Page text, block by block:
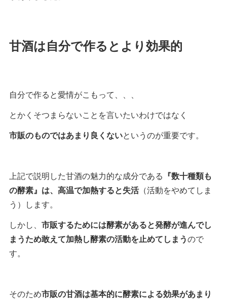
甘酒は自分で作るとより効果的
自分で作ると愛情がこもって、、、
とかくそつまらないことを言いたいわけではなく
市販のものではあまり良くないというのが重要です。
上記で説明した甘酒の魅力的な成分である 『数十種類も
の酵素』は、高温で加熱すると失活（活動をやめてしま
う）します。
しかし、 市販するためには酵素があると発酵が進んでし
まうため敢えて加熱し酵素の活動を止めてしまうので
す。
そのため市販の甘酒は基本的に酵素による効果があまり